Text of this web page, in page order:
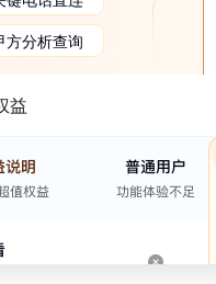
方分析查询
益